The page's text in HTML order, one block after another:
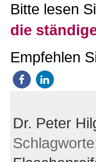
Bitte lesen
die
Empfehlen
Dr. Peter